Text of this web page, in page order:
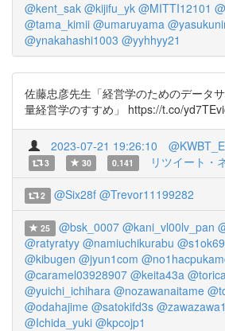
@kent_sak @kijifu_yk @MITTI12101
@tama_kimii @umaruyama
@ynakahashi1003 @yyhhyy21
佐藤忠彦先生「経営学のためのデータ
量経営学のすすめ」 https://t.co/
2023-07-21 19:26:10
3 30 0.141 リツイート・
2 @Six28f @Trevor11199282
25 @bsk_0007 @kani_vl00lv_pan
@ratyratyy @namiuchikurabu
@kibugen @jyun1com
@caramel03928907 @keita43a
@yuichi_ichihara @nozawanaitame
@odahajime @satokifd3s
@Ichida_yuki @kpcojp1